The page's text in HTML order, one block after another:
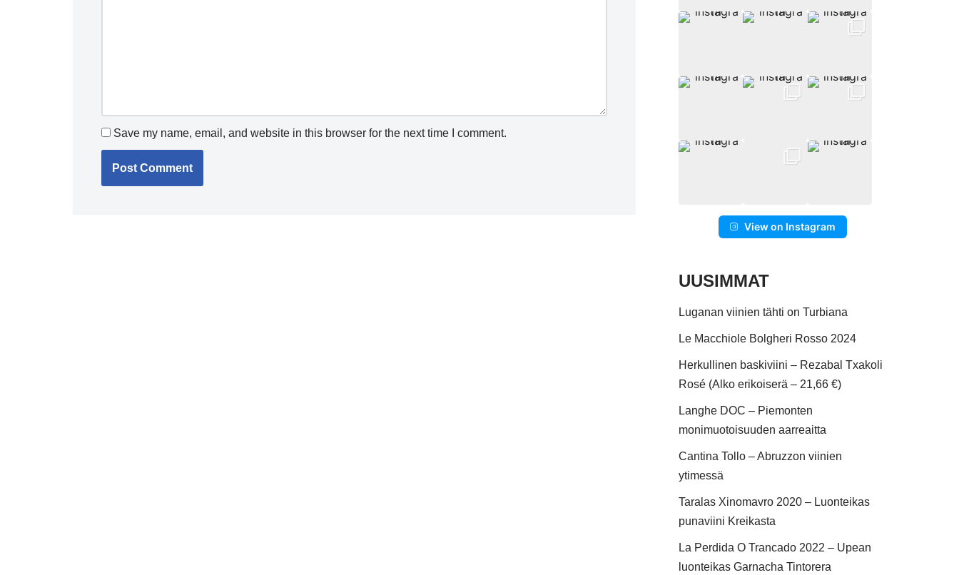
Save my name, email, and website in this browser for the next time I comment.
View on Instagram
UUSIMMAT
Luganan viinien tähti on Turbiana
Le Macchiole Bolgheri Rosso 2024
Herkullinen baskiviini – Rezabal Txakoli
Rosé (Alko erikoiserä – 21,66 €)
Langhe DOC – Piemonten
monimuotoisuuden aarreaitta
Cantina Tollo – Abruzzon viinien
ytimessä
Taralas Xinomavro 2020 – Luonteikas
punaviini Kreikasta
La Perdida O Trancado 2022 – Upean
luonteikas Garnacha Tintorera